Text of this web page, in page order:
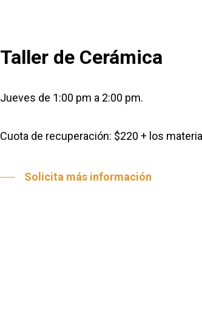
Taller de Cerámica
Jueves de 1:00 pm a 2:00 pm.
Cuota de recuperación: $220 + los
Solicita más información